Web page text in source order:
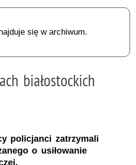
się w archiwum.
białostockich
policjanci zatrzymali
o usiłowanie